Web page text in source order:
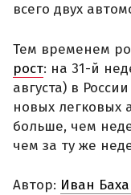
всего двух
Тем временем
рост: на 31-й
августа) в
новых легковых
больше, чем
чем за ту же
Автор: Иван